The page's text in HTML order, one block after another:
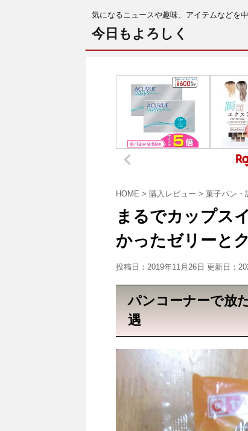
気になるニュースや趣味、アイテムなどを
今日もよろしく
HOME > 購入レビュー > 菓子パン・
まるでカップス
かったゼリーと
投稿日：2019年11月26日 更新日：
パンコーナーで放
遇